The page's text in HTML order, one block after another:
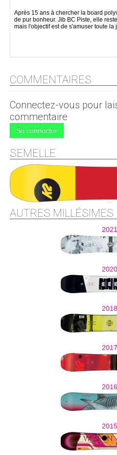
Après 15 ans à chercher la board
de pur bonheur. Jib BC Piste, elle
mais l'objectif est de s'amuser toute la
COMMENTAIRES
Connectez-vous pour
commentaire
Se connecter
SEMELLE
AUTRES MILLÉSIMES
2021
2020
2018
2017
2016
2015